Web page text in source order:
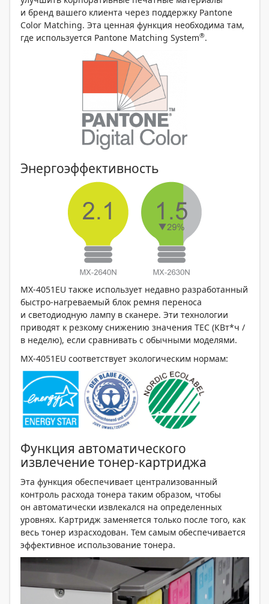
и бренд вашего клиента через поддержку Pantone
Color Matching. Эта ценная функция необходима там,
где используется Pantone Matching System®.
Энергоэффективность
MX-4051EU также использует недавно разработанный
быстро-нагреваемый блок ремня переноса
и светодиодную лампу в сканере. Эти технологии
приводят к резкому снижению значения TEC (КВт*ч /
в неделю), если сравнивать с обычными моделями.
MX-4051EU соответствует экологическим нормам:
Функция автоматического
извлечение тонер-картриджа
Эта функция обеспечивает централизованный
контроль расхода тонера таким образом, чтобы
он автоматически извлекался на определенных
уровнях. Картридж заменяется только после того, как
весь тонер израсходован. Тем самым обеспечивается
эффективное использование тонера.